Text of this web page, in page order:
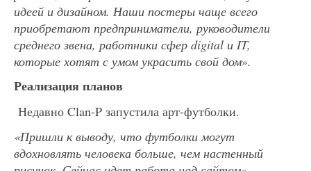
идеей и дизайном. Наши постеры чаще всего
приобретают предприниматели, руководители
среднего звена, работники сфер digital и IT,
которые хотят с умом украсить свой дом».
Реализация планов
Недавно Clan-P запустила арт-футболки.
«Пришли к выводу, что футболки могут
вдохновлять человека больше, чем настенный